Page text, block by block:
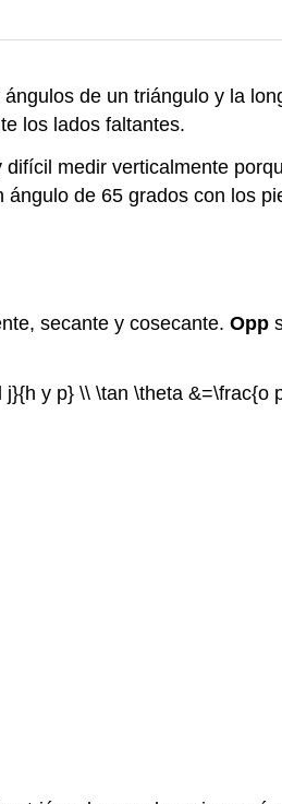
de un triángulo y la
los lados faltantes.
medir verticalmente
de 65 grados con los
secante y cosecante. Opp
y p} \\ \tan \theta